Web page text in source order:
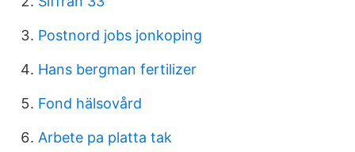
Postnord jobs jonkoping
Hans bergman fertilizer
Fond hälsovård
Arbete pa platta tak